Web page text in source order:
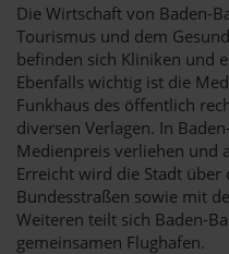
Die Wirtschaft von Baden-
Tourismus und dem
befinden sich Kliniken und
Ebenfalls wichtig ist die
Funkhaus des öffentlich
diversen Verlagen. In
Medienpreis verliehen und
Erreicht wird die Stadt
Bundesstraßen sowie mit
Weiteren teilt sich Baden-
gemeinsamen Flughafen.